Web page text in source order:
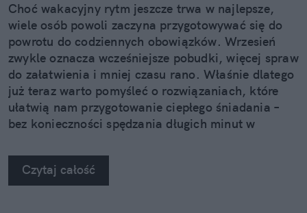
Choć wakacyjny rytm jeszcze trwa w najlepsze,
wiele osób powoli zaczyna przygotowywać się do
powrotu do codziennych obowiązków. Wrzesień
zwykle oznacza wcześniejsze pobudki, więcej spraw
do załatwienia i mniej czasu rano. Właśnie dlatego
już teraz warto pomyśleć o rozwiązaniach, które
ułatwią nam przygotowanie ciepłego śniadania –
bez konieczności spędzania długich minut w
Czytaj całość